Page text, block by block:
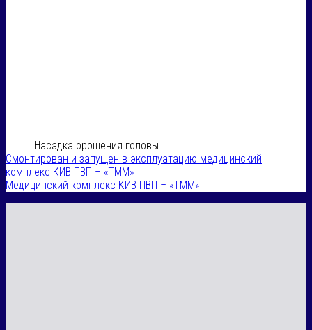
Насадка орошения головы
Смонтирован и запущен в эксплуатацию медицинский
комплекс КИВ ПВП – «ТММ»
Медицинский комплекс КИВ ПВП – «ТММ»